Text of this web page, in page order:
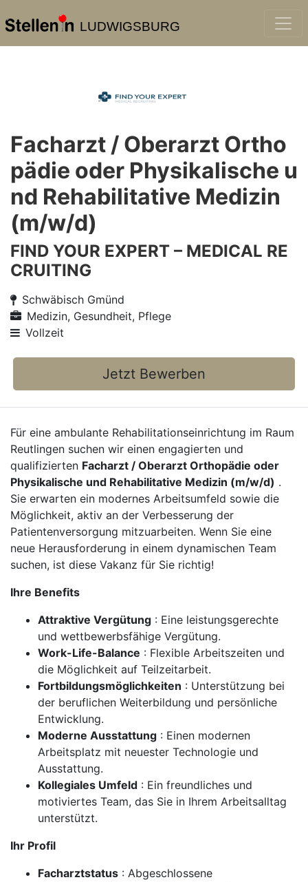
LUDWIGSBURG
Facharzt / Oberarzt Ortho
pädie oder Physikalische u
nd Rehabilitative Medizin
(m/w/d)
FIND YOUR EXPERT – MEDICAL RE
CRUITING
Schwäbisch Gmünd
Medizin, Gesundheit, Pflege
Vollzeit
Jetzt Bewerben
Für eine ambulante Rehabilitationseinrichtung im Raum
Reutlingen suchen wir einen engagierten und
qualifizierten Facharzt / Oberarzt Orthopädie oder
Physikalische und Rehabilitative Medizin (m/w/d) .
Sie erwarten ein modernes Arbeitsumfeld sowie die
Möglichkeit, aktiv an der Verbesserung der
Patientenversorgung mitzuarbeiten. Wenn Sie eine
neue Herausforderung in einem dynamischen Team
suchen, ist diese Vakanz für Sie richtig!
Ihre Benefits
Attraktive Vergütung : Eine leistungsgerechte
und wettbewerbsfähige Vergütung.
Work-Life-Balance : Flexible Arbeitszeiten und
die Möglichkeit auf Teilzeitarbeit.
Fortbildungsmöglichkeiten : Unterstützung bei
der beruflichen Weiterbildung und persönliche
Entwicklung.
Moderne Ausstattung : Einen modernen
Arbeitsplatz mit neuester Technologie und
Ausstattung.
Kollegiales Umfeld : Ein freundliches und
motiviertes Team, das Sie in Ihrem Arbeitsalltag
unterstützt.
Ihr Profil
Facharztstatus : Abgeschlossene